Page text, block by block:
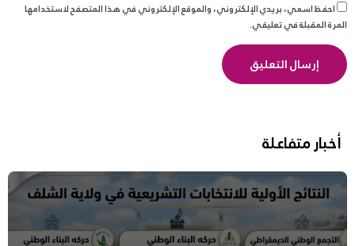
احفظ اسمي، بريدي الإلكتروني، والموقع الإلكتروني في هذا المتصفح لاستخدامها
المرة المقبلة في تعليقي.
أخبار متفاعلة